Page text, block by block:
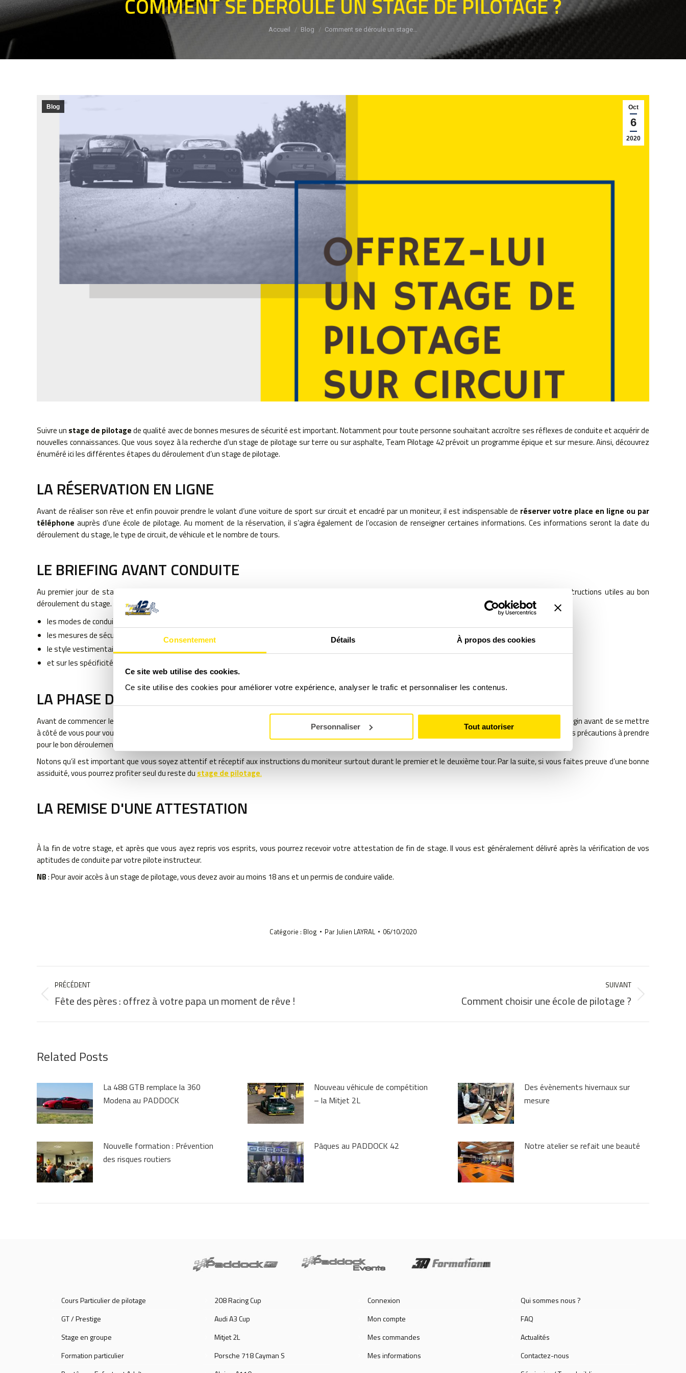
Consentement Détails À propos des cookies
Ce site web utilise des cookies.
Ce site utilise des cookies pour améliorer votre expérience, analyser le trafic et personnaliser les contenus.
Personnaliser Tout autoriser
COMMENT SE DÉROULE UN STAGE DE PILOTAGE ?
Vous êtes ici :
Accueil Blog Comment se déroule un stage…
Oct
6
2020
Blog
Suivre un stage de pilotagede qualité avec de bonnes mesures de sécurité est important. Notamment pour toute personne souhaitant accroître ses réflexes de conduite et acquérir de
nouvelles connaissances. Que vous soyez à la recherche d’un stage de pilotage sur terre ou sur asphalte, Team Pilotage 42 prévoit un programme épique et sur mesure. Ainsi, découvrez
énuméré ici les différentes étapes du déroulement d’un stage de pilotage.
LA RÉSERVATION EN LIGNE
Avant de réaliser son rêve et enfin pouvoir prendre le volant d’une voiture de sport sur circuit et encadré par un moniteur, il est indispensable de réserver votre place en ligne ou par
téléphone auprès d’une école de pilotage. Au moment de la réservation, il s’agira également de l’occasion de renseigner certaines informations. Ces informations seront la date du
déroulement du stage, le type de circuit, de véhicule et le nombre de tours.
LE BRIEFING AVANT CONDUITE
Au premier jour de stage, après l’obtention de votre badge à l’accueil, vous serez encadré par des pilotes expérimentés qui vous livreront l’ensemble des instructions utiles au bon
déroulement du stage. Il vous en apprendra beaucoup sur :
les modes de conduite
les mesures de sécurité
le style vestimentaire adapté à la conduite durant les cours
et sur les spécificités du circuit.
LA PHASE DE PILOTAGE
Avant de commencer les cours, le moniteur vous fait visiter l’intérieur du véhicule, son allure ainsi que ses spécificités. Ensuite, il s’assure de vous installer dans l’engin avant de se mettre
à côté de vous pour vous orienter sur la façon de conduire. Il vous apporte des indications sur la trajectoire, les risques présents sur le parcours et sur l’ensemble des précautions à prendre
pour le bon déroulement de votre expérience de conduite.
Notons qu’il est important que vous soyez attentif et réceptif aux instructions du moniteur surtout durant le premier et le deuxième tour. Par la suite, si vous faites preuve d’une bonne
assiduité, vous pourrez profiter seul du reste du stage de pilotage.
LA REMISE D'UNE ATTESTATION
À la fin de votre stage, et après que vous ayez repris vos esprits, vous pourrez recevoir votre attestation de fin de stage. Il vous est généralement délivré après la vérification de vos
aptitudes de conduite par votre pilote instructeur.
NB: Pour avoir accès à un stage de pilotage, vous devez avoir au moins 18 ans et un permis de conduire valide.
Catégorie : Blog ParJulien LAYRAL 06/10/2020
NAVIGATION
ARTICLE
PRÉCÉDENT
Article
:
Fête des pères : offrez à votre papa un moment de rêve !
SUIVANT
:
Comment choisir une école de pilotage ?
Related Posts
La 488 GTB remplace la 360
Modena au PADDOCK
Nouveau véhicule de compétition
– la Mitjet 2L
Des évènements hivernaux sur
mesure
Nouvelle formation : Prévention
des risques routiers
Pâques au PADDOCK 42 Notre atelier se refait une beauté
Cours Particulier de pilotage
GT / Prestige
Stage en groupe
Formation particulier
208 Racing Cup
Audi A3 Cup
Mitjet 2L
Porsche 718 Cayman S
Connexion
Mon compte
Mes commandes
Mes informations
Qui sommes nous ?
FAQ
Actualités
Contactez-nous